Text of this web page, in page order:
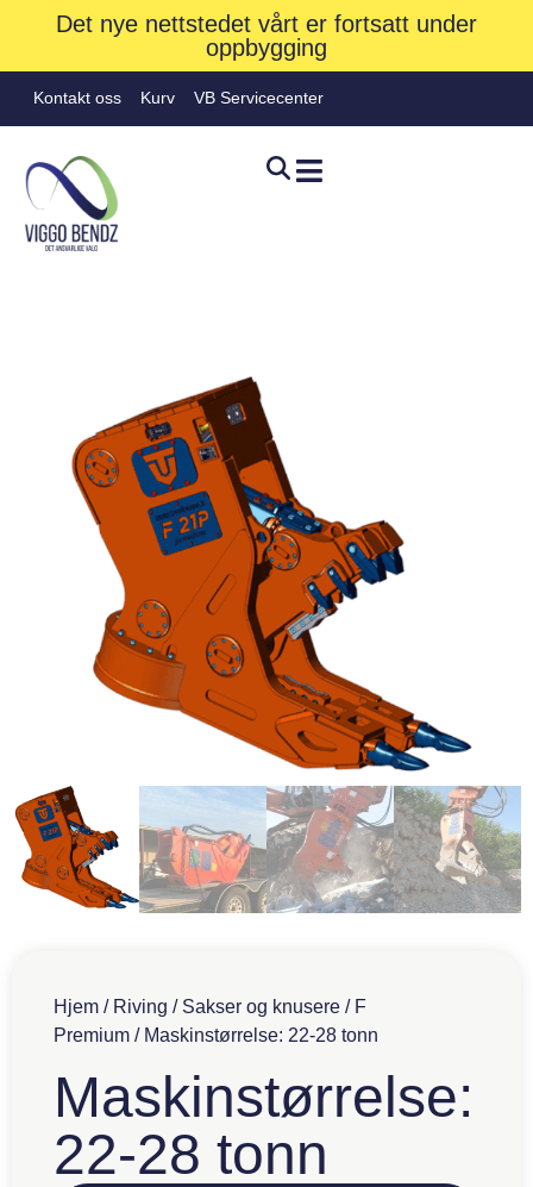
Det nye nettstedet vårt er fortsatt under
oppbygging
Kontakt oss Kurv VB Servicecenter
Hjem / Riving / Sakser og knusere / F
Premium / Maskinstørrelse: 22-28 tonn
Maskinstørrelse:
22-28 tonn